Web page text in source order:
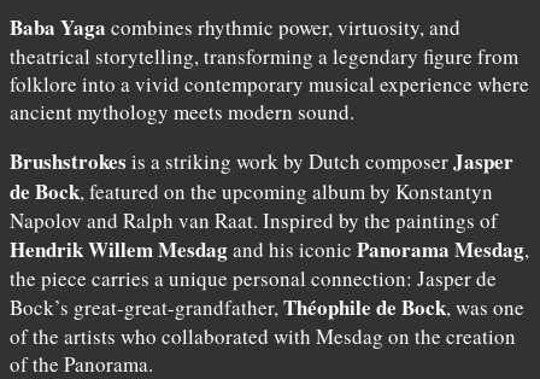
Baba Yaga combines rhythmic power, virtuosity, and
theatrical storytelling, transforming a legendary figure from
folklore into a vivid contemporary musical experience where
ancient mythology meets modern sound.
Brushstrokes is a striking work by Dutch composerJasper
de Bock, featured on the upcoming album by Konstantyn
Napolov and Ralph van Raat. Inspired by the paintings of
Hendrik Willem Mesdagand his iconic Panorama Mesdag,
the piece carries a unique personal connection: Jasper de
Bock’s great-great-grandfather,Théophile de Bock, was one
of the artists who collaborated with Mesdag on the creation
of the Panorama.